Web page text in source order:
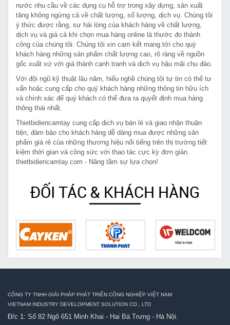
nước nhu cầu về các dụng cụ hỗ trợ trong xây dựng, sản xuất
tăng không ngừng cả về chất lượng, số lượng, dịch vụ. Chúng tôi
ý thức được rằng, sự hài lòng của khách hàng về chất lượng,
dịch vụ và giá cả khi chọn mua hàng online là thước đo thành
công của chúng tôi. Chúng tôi xin cam kết mang tới cho quý
khách hàng những sản phẩm chất lượng cao, rõ ràng về nguồn
gốc xuất xứ với giá thành cạnh tranh và dịch vụ hậu mãi chu đáo.
Với đội ngũ kỹ thuật lâu năm, hiểu nghề chúng tôi tự tin có thể tư
vấn hoặc cung cấp cho quý khách hàng những thông tin hữu ích
và chính xác để quý khách có thể đưa ra quyết định mua hàng
thông thái nhất.
Thietbidiencamtay cung cấp dịch vụ bán lẻ và giao nhận thuận
tiện, đảm bảo cho khách hàng dễ dàng mua được những sản
phẩm giá rẻ của những thương hiệu nổi tiếng trên thị trường tiết
kiệm thời gian và công sức với thao tác cực kỳ đơn giản.
thietbidiencamtay.com - Nâng tầm sự lựa chọn!
ĐỐI TÁC & KHÁCH HÀNG
CÔNG TY TNHH GIẢI PHÁP PHÁT TRIỂN CÔNG NGHIỆP VIỆT NAM
VIETNAM INDUSTRY DEVELOPMENT SOLUTION CO., LTD
Đ/c 1: Số 82 Ngõ 651 Minh Khai - Hai Bà Trưng - Hà Nội.